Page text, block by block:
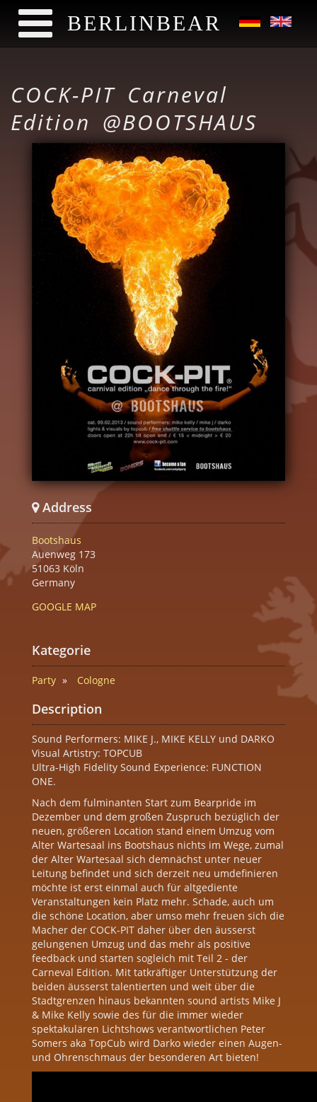
BERLINBEAR
COCK-PIT Carneval
Edition @BOOTSHAUS
Address
Bootshaus
Auenweg 173
51063 Köln
Germany
GOOGLE MAP
Kategorie
Party Cologne
Description
Sound Performers: MIKE J., MIKE KELLY und DARKO
Visual Artistry: TOPCUB
Ultra-High Fidelity Sound Experience: FUNCTION
ONE.
Nach dem fulminanten Start zum Bearpride im
Dezember und dem großen Zuspruch bezüglich der
neuen, größeren Location stand einem Umzug vom
Alter Wartesaal ins Bootshaus nichts im Wege, zumal
der Alter Wartesaal sich demnächst unter neuer
Leitung befindet und sich derzeit neu umdefinieren
möchte ist erst einmal auch für altgediente
Veranstaltungen kein Platz mehr. Schade, auch um
die schöne Location, aber umso mehr freuen sich die
Macher der COCK-PIT daher über den äusserst
gelungenen Umzug und das mehr als positive
feedback und starten sogleich mit Teil 2 - der
Carneval Edition. Mit tatkräftiger Unterstützung der
beiden äusserst talentierten und weit über die
Stadtgrenzen hinaus bekannten sound artists Mike J
& Mike Kelly sowie des für die immer wieder
spektakulären Lichtshows verantwortlichen Peter
Somers aka TopCub wird Darko wieder einen Augen-
und Ohrenschmaus der besonderen Art bieten!